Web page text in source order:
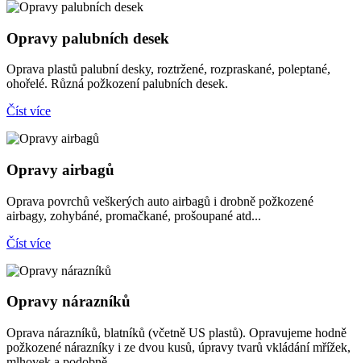
Opravy palubních desek
Oprava plastů palubní desky, roztržené, rozpraskané, poleptané,
ohořelé. Různá požkození palubních desek.
Číst více
Opravy airbagů
Oprava povrchů veškerých auto airbagů i drobně požkozené
airbagy, zohybáné, promačkané, prošoupané atd...
Číst více
Opravy nárazníků
Oprava nárazníků, blatníků (včetně US plastů). Opravujeme hodně
požkozené nárazníky i ze dvou kusů, úpravy tvarů vkládání mřížek,